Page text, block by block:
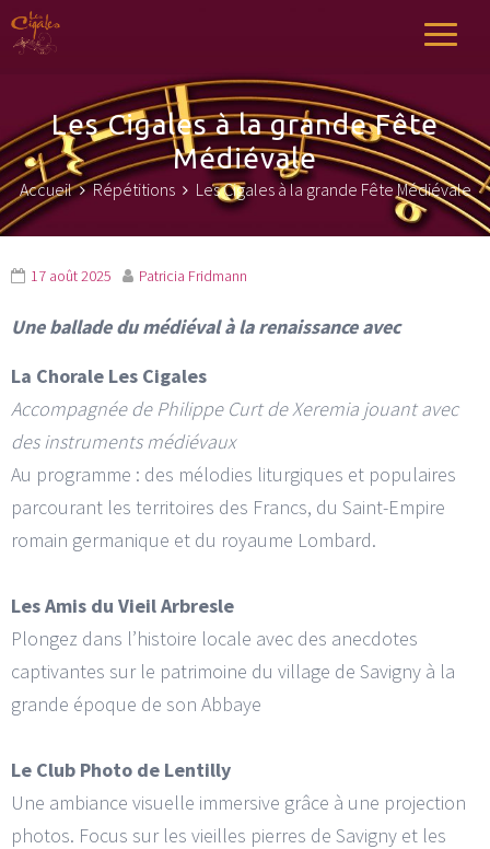
Les Cigales
Les Cigales à la grande Fête
Médiévale
Accueil Répétitions Les Cigales à la grande Fête Médiévale
17 août 2025 Patricia Fridmann
Une ballade du médiéval à la renaissance avec
La Chorale Les Cigales
Accompagnée de Philippe Curt de Xeremia jouant avec
des instruments médiévaux
Au programme : des mélodies liturgiques et populaires
parcourant les territoires des Francs, du Saint-Empire
romain germanique et du royaume Lombard.
Les Amis du Vieil Arbresle
Plongez dans l’histoire locale avec des anecdotes
captivantes sur le patrimoine du village de Savigny à la
grande époque de son Abbaye
Le Club Photo de Lentilly
Une ambiance visuelle immersive grâce à une projection
photos. Focus sur les vieilles pierres de Savigny et les